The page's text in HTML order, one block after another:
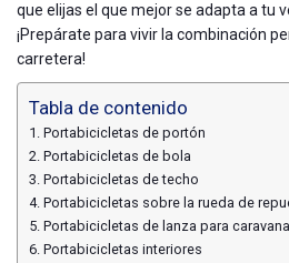
que elijas el que mejor se adapta a tu
¡Prepárate para vivir la combinación
carretera!
Tabla de contenido
Portabicicletas de portón
Portabicicletas de bola
Portabicicletas de techo
Portabicicletas sobre la rueda de
Portabicicletas de lanza para
Portabicicletas interiores